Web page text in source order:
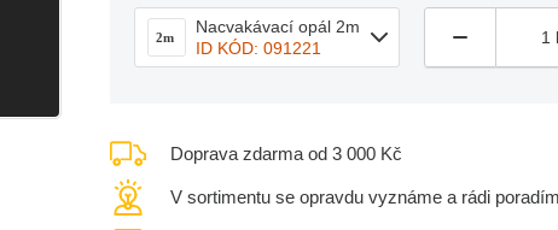
2m
Nacvakávací opál 2m
ID KÓD: 091221
Doprava zdarma od 3 000 Kč
V sortimentu se opravdu vyznáme a rádi